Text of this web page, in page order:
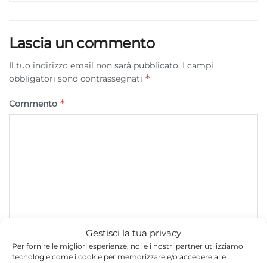
Gestisci la tua privacy
Per fornire le migliori esperienze, noi e i nostri partner utilizziamo
tecnologie come i cookie per memorizzare e/o accedere alle
Lascia un commento
Il tuo indirizzo email non sarà pubblicato. I campi
obbligatori sono contrassegnati *
Commento *
Nome *